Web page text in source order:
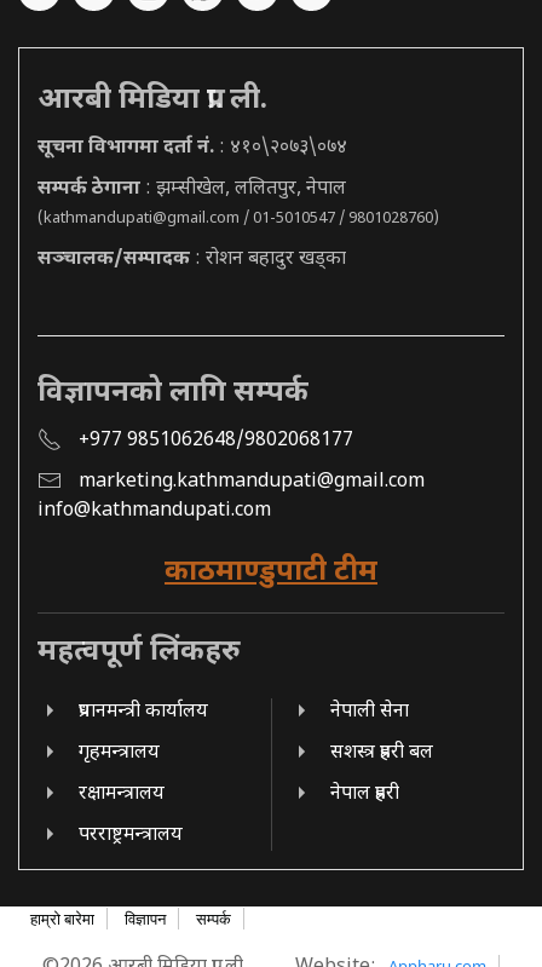
आरबी मिडिया प्रा. ली.
सूचना विभागमा दर्ता नं. : ४१०\२०७३\०७४
सम्पर्क ठेगाना : झम्सीखेल, ललितपुर, नेपाल
(kathmandupati@gmail.com / 01-5010547 / 9801028760)
सञ्चालक/सम्पादक : रोशन बहादुर खड्का
विज्ञापनको लागि सम्पर्क
+977 9851062648/9802068177
marketing.kathmandupati@gmail.com
info@kathmandupati.com
काठमाण्डुपाटी टीम
महत्वपूर्ण लिंकहरु
प्रधानमन्त्री कार्यालय
गृहमन्त्रालय
रक्षामन्त्रालय
परराष्ट्रमन्त्रालय
नेपाली सेना
सशस्त्र प्रहरी बल
नेपाल प्रहरी
हाम्रो बारेमा विज्ञापन सम्पर्क